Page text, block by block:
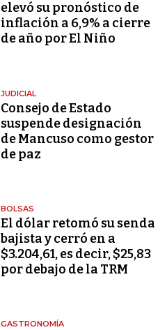
elevó su pronóstico de
inflación a 6,9% a cierre
de año por El Niño
JUDICIAL
Consejo de Estado
suspende designación
de Mancuso como gestor
de paz
BOLSAS
El dólar retomó su senda
bajista y cerró en a
$3.204,61, es decir, $25,83
por debajo de la TRM
GASTRONOMÍA